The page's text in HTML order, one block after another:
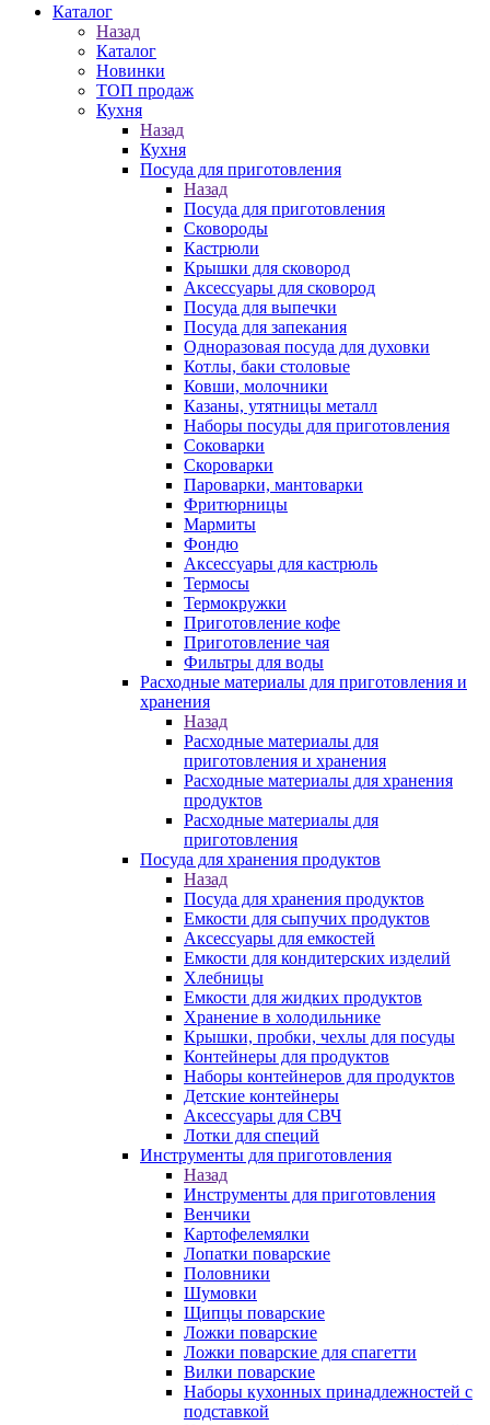
Каталог
Назад
Каталог
Новинки
ТОП продаж
Кухня
Назад
Кухня
Посуда для приготовления
Назад
Посуда для приготовления
Сковороды
Кастрюли
Крышки для сковород
Аксессуары для сковород
Посуда для выпечки
Посуда для запекания
Одноразовая посуда для духовки
Котлы, баки столовые
Ковши, молочники
Казаны, утятницы металл
Наборы посуды для приготовления
Соковарки
Скороварки
Пароварки, мантоварки
Фритюрницы
Мармиты
Фондю
Аксессуары для кастрюль
Термосы
Термокружки
Приготовление кофе
Приготовление чая
Фильтры для воды
Расходные материалы для приготовления и
хранения
Назад
Расходные материалы для
приготовления и хранения
Расходные материалы для хранения
продуктов
Расходные материалы для
приготовления
Посуда для хранения продуктов
Назад
Посуда для хранения продуктов
Емкости для сыпучих продуктов
Аксессуары для емкостей
Емкости для кондитерских изделий
Хлебницы
Емкости для жидких продуктов
Хранение в холодильнике
Крышки, пробки, чехлы для посуды
Контейнеры для продуктов
Наборы контейнеров для продуктов
Детские контейнеры
Аксессуары для СВЧ
Лотки для специй
Инструменты для приготовления
Назад
Инструменты для приготовления
Венчики
Картофелемялки
Лопатки поварские
Половники
Шумовки
Щипцы поварские
Ложки поварские
Ложки поварские для спагетти
Вилки поварские
Наборы кухонных принадлежностей с
подставкой